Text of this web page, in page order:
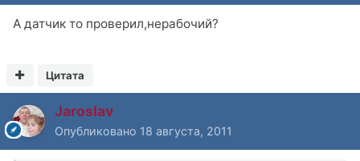
А датчик то проверил,нерабочий?
Цитата
Jaroslav
Опубликовано 18 августа, 2011